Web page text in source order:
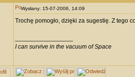
Wysłany: 15-07-2006, 14:09
Trochę pomogło, dzięki za sugestię. Z tego
I can survive in the vacuum of Space